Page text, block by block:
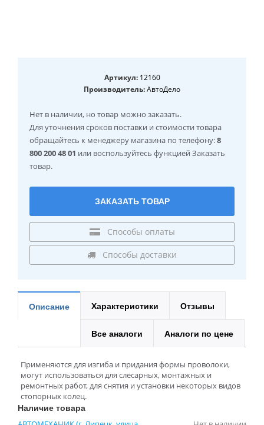
Артикул:12160
Производитель:АвтоДело
Нет в наличии, но товар можно заказать.
Для уточнения сроков поставки и стоимости товара
обращайтесь к менеджеру магазина по телефону:8
800 200 48 01 или воспользуйтесь функцией Заказать
товар.
ЗАКАЗАТЬ ТОВАР
Способы оплаты
Способы доставки
Описание Характеристики Отзывы
Все аналоги Аналоги по цене
Применяются для изгиба и придания формы проволоки,
могут использоваться для слесарных, монтажных и
ремонтных работ, для снятия и установки некоторых видов
стопорных колец.
Наличие товара